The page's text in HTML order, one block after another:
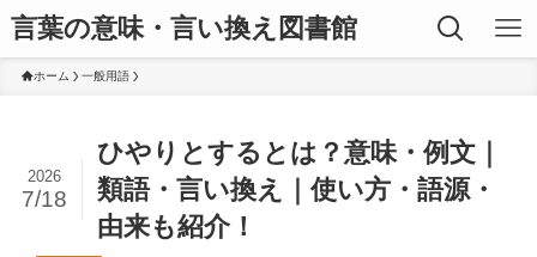
言葉の意味・言い換え図書館
ホーム 一般用語
ひやりとするとは？意味・例文｜
類語・言い換え｜使い方・語源・
由来も紹介！
2026
7/18